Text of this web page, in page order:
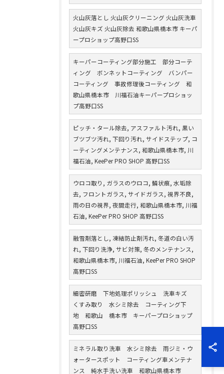
火山灰落とし 火山灰クリーニング 火山灰洗車
火山灰キズ 火山灰除去 和歌山県橋本市 キーパ
ープロショップ高野口SS
キーパーコーティング部分施工 部分コーテ
ィング ボンネットコーティング バンパー
コーティング 事故修理後コーティング 和
歌山県橋本市 川福石油キーパープロショッ
プ高野口SS
ピッチ・タール除去, アスファルト汚れ, 黒い
ブツブツ汚れ, 下回り汚れ, サイドステップ, コ
ーティングメンテナンス, 和歌山県橋本市, 川
福石油, KeePer PRO SHOP 高野口SS
ウロコ取り, ガラスのウロコ, 鱗状痕, 水垢除
去, フロントガラス, サイドガラス, 視界不良,
雨の日の視界, 夜間走行, 和歌山県橋本市, 川福
石油, KeePer PRO SHOP 高野口SS
融雪剤落とし, 凍結防止剤汚れ, 冬道の白い汚
れ, 下回り洗浄, サビ対策, 冬のメンテナンス,
和歌山県橋本市, 川福石油, KeePer PRO SHOP
高野口SS
細密研磨 下地処理ポリッシュ 洗車キズ
くすみ取り 水シミ除去 コーティング下
地 和歌山 橋本市 キーパープロショップ
高野口SS
ミネラル取り洗車 水シミ除去 雨ジミ・ウ
ォータースポット コーティング車メンテナ
ンス 純水手洗い洗車 和歌山県橋本市